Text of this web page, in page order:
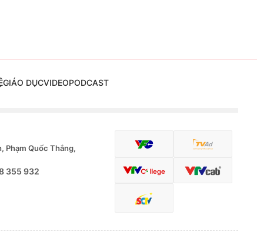
GIÁO DỤCVIDEOPODCAST
Phạm Quốc Thắng,
355 932